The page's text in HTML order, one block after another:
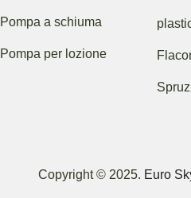
Pompa a schiuma
Pompa per lozione
Copyright © 2025. Euro